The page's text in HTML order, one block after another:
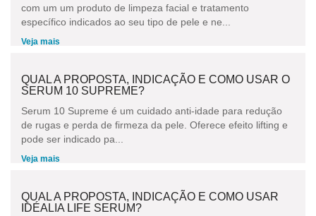
com um um produto de limpeza facial e tratamento
específico indicados ao seu tipo de pele e ne...
Veja mais
QUAL A PROPOSTA, INDICAÇÃO E COMO USAR O
SERUM 10 SUPREME?
Serum 10 Supreme é um cuidado anti-idade para redução
de rugas e perda de firmeza da pele. Oferece efeito lifting e
pode ser indicado pa...
Veja mais
QUAL A PROPOSTA, INDICAÇÃO E COMO USAR
IDÉALIA LIFE SERUM?